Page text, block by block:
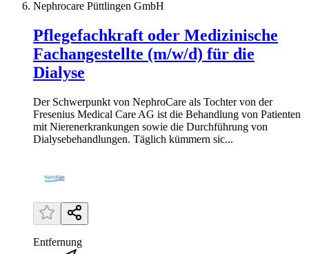
Nephrocare Püttlingen GmbH
Pflegefachkraft oder Medizinische
Fachangestellte (m/w/d) für die
Dialyse
Der Schwerpunkt von NephroCare als Tochter von der
Fresenius Medical Care AG ist die Behandlung von Patienten
mit Nierenerkrankungen sowie die Durchführung von
Dialysebehandlungen. Täglich kümmern sic...
Entfernung